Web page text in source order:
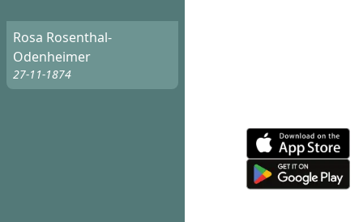
Rosa Rosenthal-
Odenheimer
27-11-1874